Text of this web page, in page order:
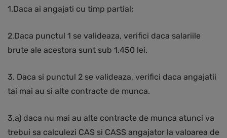
1.Daca ai angajati cu timp partial;
2.Daca punctul 1 se valideaza, verifici daca salariile
brute ale acestora sunt sub 1.450 lei.
3. Daca si punctul 2 se valideaza, verifici daca angajatii
tai mai au si alte contracte de munca.
3.a) daca nu mai au alte contracte de munca atunci va
trebui sa calculezi CAS si CASS angajator la valoarea de